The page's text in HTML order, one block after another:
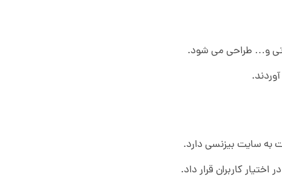
و… طراحی می شود.
سایت بیزنسی دارد.
کاربران قرار داد.